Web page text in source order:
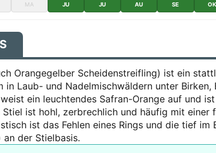
MA JU JU AU SE
Orangegelber Scheidenstreifling) ist ein
Laub- und Nadelmischwäldern unter Birken,
ein leuchtendes Safran-Orange auf und
ist hohl, zerbrechlich und häufig mit einer
ist das Fehlen eines Rings und die tief im
der Stielbasis.